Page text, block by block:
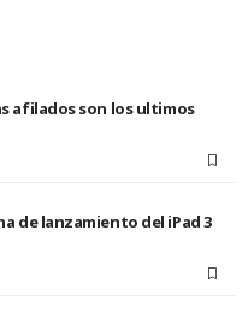
afilados son los ultimos
de lanzamiento del iPad 3